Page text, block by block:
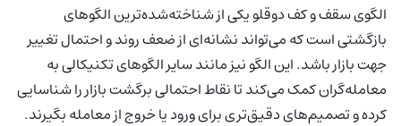
الگوی سقف و کف دوقلو یکی از شناخته‌شده‌ترین الگوهای
بازگشتی است که می‌تواند نشانه‌ای از ضعف روند و احتمال تغییر
جهت بازار باشد. این الگو نیز مانند سایر الگوهای تکنیکالی به
معامله‌گران کمک می‌کند تا نقاط احتمالی برگشت بازار را شناسایی
کرده و تصمیم‌های دقیق‌تری برای ورود یا خروج از معامله بگیرند.